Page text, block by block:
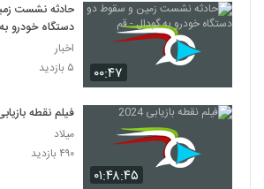
۰۰:۴۷
حادثه نشست
دستگاه خودرو
اخبار
۵ بازدید
۰۱:۴۸:۴۵
فیلم نقطه بازیابی
میلاد
۴۹۰ بازدید